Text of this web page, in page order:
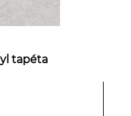
tapéta